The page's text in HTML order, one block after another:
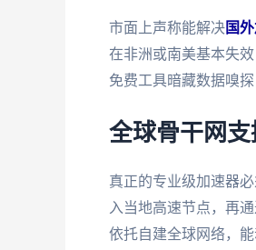
市面上声称能解决国
在非洲或南美基本失
免费工具暗藏数据嗅
全球骨干网
真正的专业级加速器
入当地高速节点，再
依托自建全球网络，